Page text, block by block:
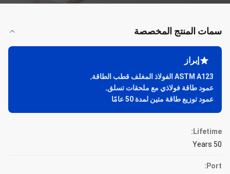
سمات المنتج المخصصة
إبراز
ASTM A123 الفولاذ المغلف قطب الطاقة
,
عمود طاقة فولاذي مع ملحقات تسلق,
عمود توزيع طاقة متين لمدة 50 عامًا
Lifetime:
50 Years
Port: